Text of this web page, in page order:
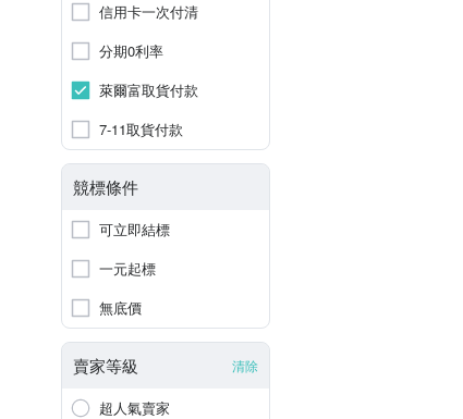
信用卡一次付清
分期0利率
萊爾富取貨付款
7-11取貨付款
競標條件
可立即結標
一元起標
無底價
賣家等級 清除
超人氣賣家